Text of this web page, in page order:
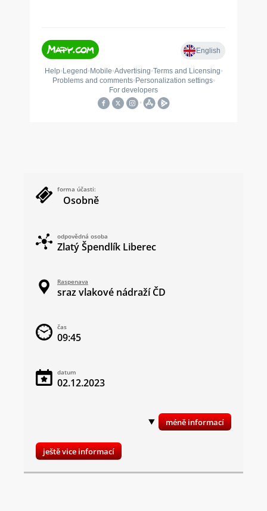
forma účasti:
Osobně
odpovědná osoba
Zlatý Špendlík Liberec
Raspenava
sraz vlakové nádraží ČD
čas
09:45
datum
02.12.2023
ještě vice informací